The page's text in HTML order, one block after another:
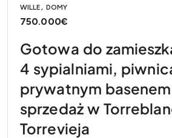
WILLE, DOMY
750.000€
Gotowa do
4 sypialniami,
prywatnym
sprzedaż w
Torrevieja